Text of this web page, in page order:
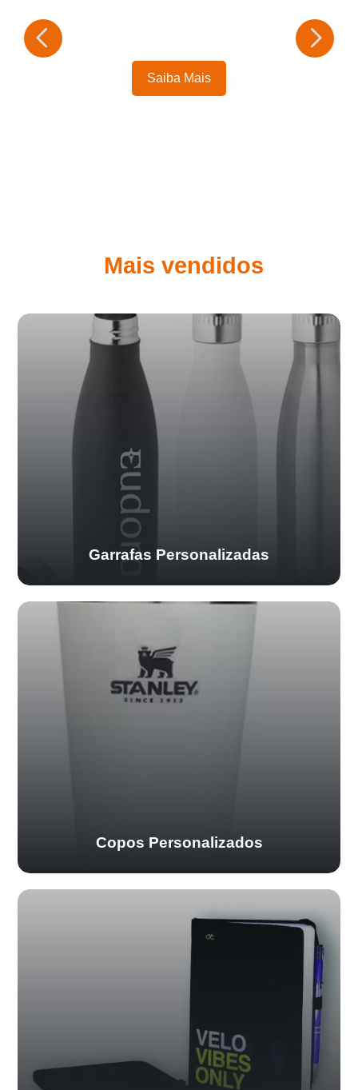
Saiba Mais
Mais vendidos
Garrafas Personalizadas
Copos Personalizados